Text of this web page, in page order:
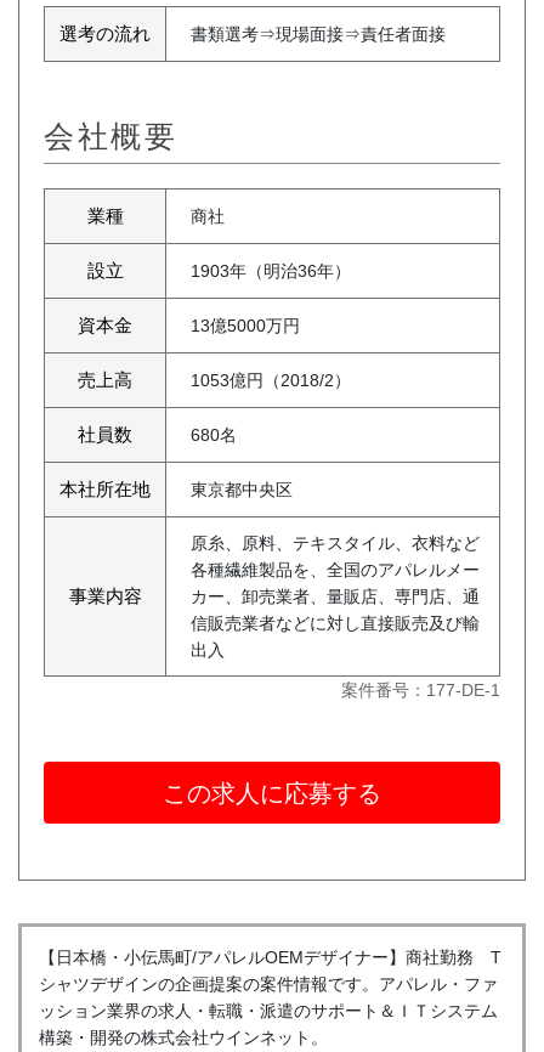
選考の流れ 書類選考⇒現場面接⇒責任者面接
会社概要
業種 商社
設立 1903年（明治36年）
資本金 13億5000万円
売上高 1053億円（2018/2）
社員数 680名
本社所在地 東京都中央区
事業内容
原糸、原料、テキスタイル、衣料など
各種繊維製品を、全国のアパレルメー
カー、卸売業者、量販店、専門店、通
信販売業者などに対し直接販売及び輸
出入
案件番号：177-DE-1
この求人に応募する
【日本橋・小伝馬町/アパレルOEMデザイナー】商社勤務 T
シャツデザインの企画提案の案件情報です。アパレル・ファ
ッション業界の求人・転職・派遣のサポート＆ＩＴシステム
構築・開発の株式会社ウインネット。